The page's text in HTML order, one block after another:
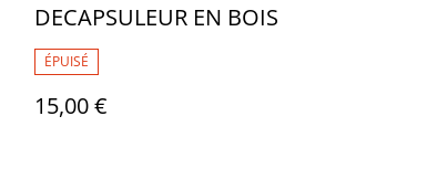
DECAPSULEUR EN BOIS
ÉPUISÉ
15,00 €